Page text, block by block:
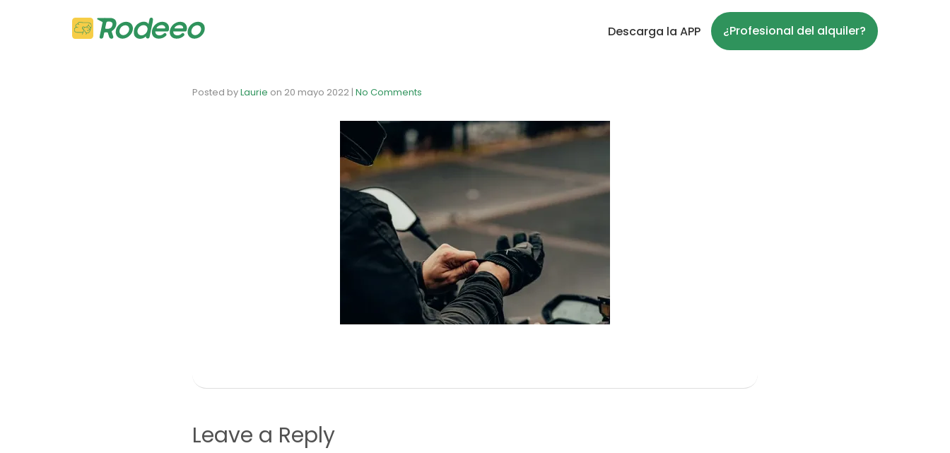
Descarga la APP ¿Profesional del alquiler?
Posted byLaurie on 20 mayo 2022 | No Comments
Leave a Reply